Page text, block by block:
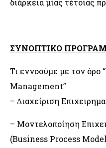
διάρκεια μίας τέτοιας
ΣΥΝΟΠΤΙΚΟ
Τι εννοούμε με τον όρο
Management”
– ∆ιαχείριση
– Μοντελοποίηση
(Business Process